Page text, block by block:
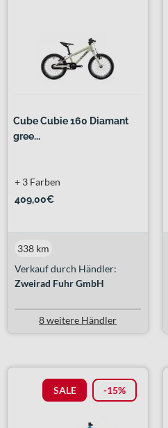
Cube Cubie 160 Diamant
gree...
409,00€
+ 3 Farben
Verkauf durch Händler:
Zweirad Fuhr GmbH
338 km
8 weitere Händler
SALE -15%